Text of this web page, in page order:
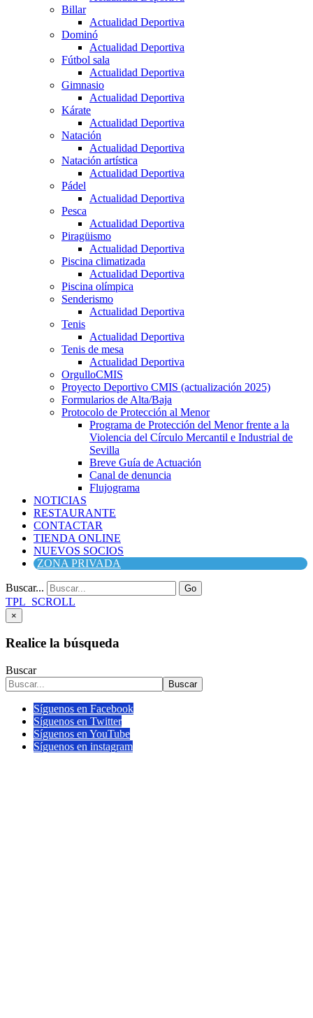
Billar
Actualidad Deportiva
Dominó
Actualidad Deportiva
Fútbol sala
Actualidad Deportiva
Gimnasio
Actualidad Deportiva
Kárate
Actualidad Deportiva
Natación
Actualidad Deportiva
Natación artística
Actualidad Deportiva
Pádel
Actualidad Deportiva
Pesca
Actualidad Deportiva
Piragüismo
Actualidad Deportiva
Piscina climatizada
Actualidad Deportiva
Piscina olímpica
Senderismo
Actualidad Deportiva
Tenis
Actualidad Deportiva
Tenis de mesa
Actualidad Deportiva
OrgulloCMIS
Proyecto Deportivo CMIS (actualización 2025)
Formularios de Alta/Baja
Protocolo de Protección al Menor
Programa de Protección del Menor frente a la
Violencia del Círculo Mercantil e Industrial de
Sevilla
Breve Guía de Actuación
Canal de denuncia
Flujograma
NOTICIAS
RESTAURANTE
CONTACTAR
TIENDA ONLINE
NUEVOS SOCIOS
ZONA PRIVADA
Buscar... Go
TPL_SCROLL
×
Realice la búsqueda
Buscar
Buscar
Síguenos en Facebook
Síguenos en Twitter
Síguenos en YouTube
Síguenos en instagram